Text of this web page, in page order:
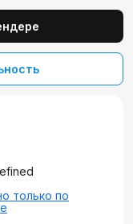
только по